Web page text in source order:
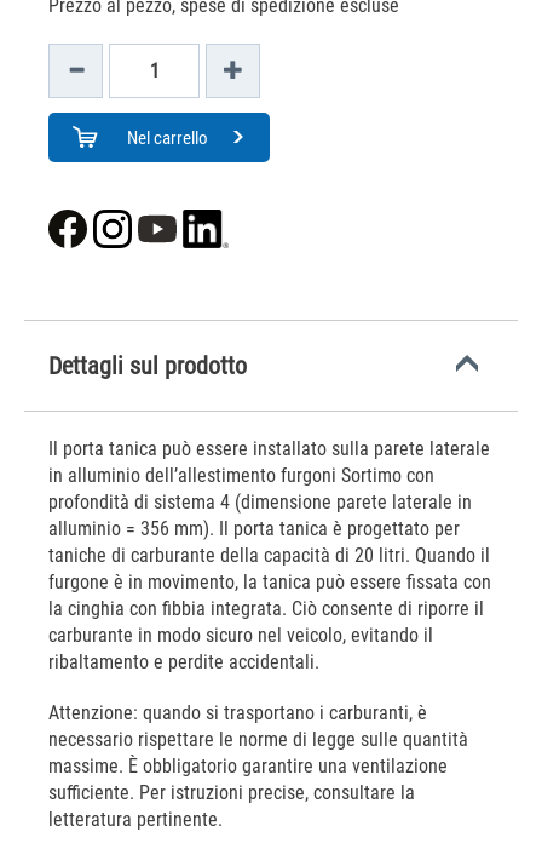
Prezzo al pezzo, spese di spedizione escluse
Nel carrello
Dettagli sul prodotto
Il porta tanica può essere installato sulla parete laterale
in alluminio dell’allestimento furgoni Sortimo con
profondità di sistema 4 (dimensione parete laterale in
alluminio = 356 mm). Il porta tanica è progettato per
taniche di carburante della capacità di 20 litri. Quando il
furgone è in movimento, la tanica può essere fissata con
la cinghia con fibbia integrata. Ciò consente di riporre il
carburante in modo sicuro nel veicolo, evitando il
ribaltamento e perdite accidentali.
Attenzione: quando si trasportano i carburanti, è
necessario rispettare le norme di legge sulle quantità
massime. È obbligatorio garantire una ventilazione
sufficiente. Per istruzioni precise, consultare la
letteratura pertinente.